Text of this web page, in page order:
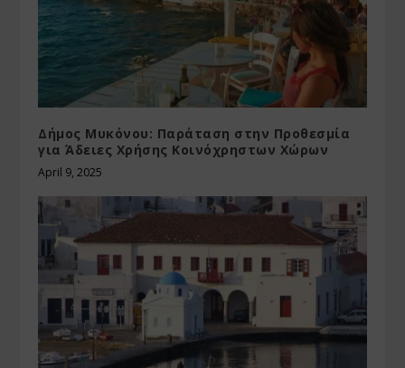
Δήμος Μυκόνου: Παράταση στην Προθεσμία
για Άδειες Χρήσης Κοινόχρηστων Χώρων
April 9, 2025